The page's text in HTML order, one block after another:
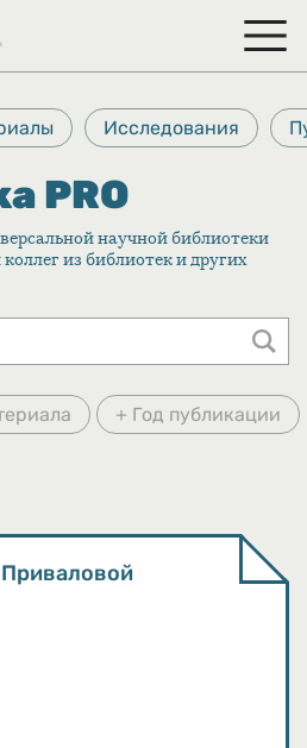
Исследования
PRO
научной библиотеки
из библиотек и других
+ Год публикации